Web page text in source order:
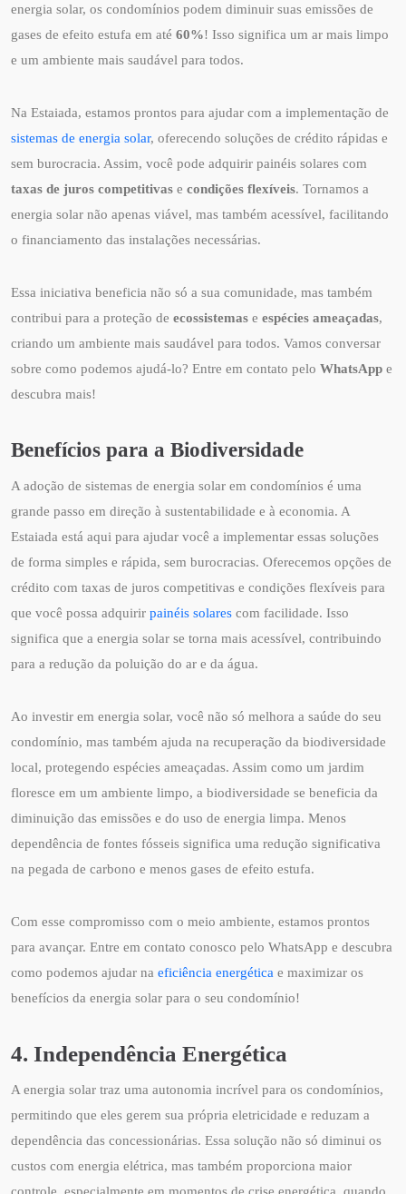
energia solar, os condomínios podem diminuir suas emissões de
gases de efeito estufa em até 60%! Isso significa um ar mais limpo
e um ambiente mais saudável para todos.
Na Estaiada, estamos prontos para ajudar com a implementação de
sistemas de energia solar, oferecendo soluções de crédito rápidas e
sem burocracia. Assim, você pode adquirir painéis solares com
taxas de juros competitivas e condições flexíveis. Tornamos a
energia solar não apenas viável, mas também acessível, facilitando
o financiamento das instalações necessárias.
Essa iniciativa beneficia não só a sua comunidade, mas também
contribui para a proteção de ecossistemas e espécies ameaçadas,
criando um ambiente mais saudável para todos. Vamos conversar
sobre como podemos ajudá-lo? Entre em contato pelo WhatsApp e
descubra mais!
Benefícios para a Biodiversidade
A adoção de sistemas de energia solar em condomínios é uma
grande passo em direção à sustentabilidade e à economia. A
Estaiada está aqui para ajudar você a implementar essas soluções
de forma simples e rápida, sem burocracias. Oferecemos opções de
crédito com taxas de juros competitivas e condições flexíveis para
que você possa adquirir painéis solares com facilidade. Isso
significa que a energia solar se torna mais acessível, contribuindo
para a redução da poluição do ar e da água.
Ao investir em energia solar, você não só melhora a saúde do seu
condomínio, mas também ajuda na recuperação da biodiversidade
local, protegendo espécies ameaçadas. Assim como um jardim
floresce em um ambiente limpo, a biodiversidade se beneficia da
diminuição das emissões e do uso de energia limpa. Menos
dependência de fontes fósseis significa uma redução significativa
na pegada de carbono e menos gases de efeito estufa.
Com esse compromisso com o meio ambiente, estamos prontos
para avançar. Entre em contato conosco pelo WhatsApp e descubra
como podemos ajudar na eficiência energética e maximizar os
benefícios da energia solar para o seu condomínio!
4. Independência Energética
A energia solar traz uma autonomia incrível para os condomínios,
permitindo que eles gerem sua própria eletricidade e reduzam a
dependência das concessionárias. Essa solução não só diminui os
custos com energia elétrica, mas também proporciona maior